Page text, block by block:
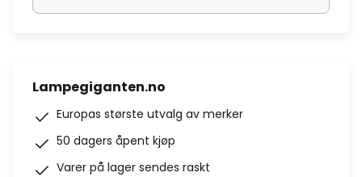
Lampegiganten.no
Europas største utvalg av merker
50 dagers åpent kjøp
Varer på lager sendes raskt